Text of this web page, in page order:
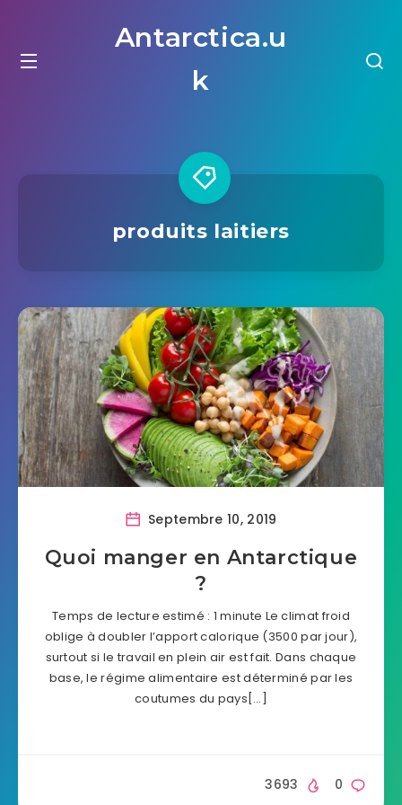
Antarctica.u
k
produits laitiers
Septembre 10, 2019
Quoi manger en Antarctique
?
Temps de lecture estimé : 1 minute Le climat froid
oblige à doubler l’apport calorique (3500 par jour),
surtout si le travail en plein air est fait. Dans chaque
base, le régime alimentaire est déterminé par les
coutumes du pays[…]
0
3693